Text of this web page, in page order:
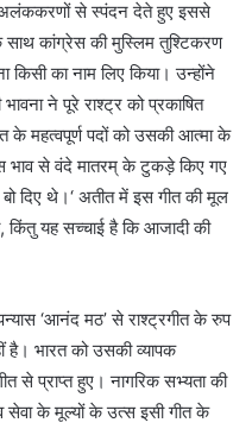
अलंककरणों से स्पंदन देते हुए इससे
कांग्रेस की मुस्लिम तुश्टिकरण
किसी का नाम लिए किया। उन्होंने
ने पूरे राश्ट्र को प्रकाषित
के महत्वपूर्ण पदों को उसकी आत्मा के
भाव से वंदे मातरम् के टुकड़े किए गए
दिए थे।‘ अतीत में इस गीत की मूल
किंतु यह सच्चाई है कि आजादी की
‘आनंद मठ’ से राश्ट्रगीत के रुप
है। भारत को उसकी व्यापक
से प्राप्त हुए। नागरिक सभ्यता की
सेवा के मूल्यों के उत्स इसी गीत के